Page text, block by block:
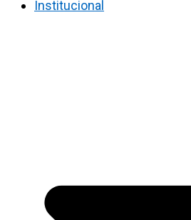
Institucional